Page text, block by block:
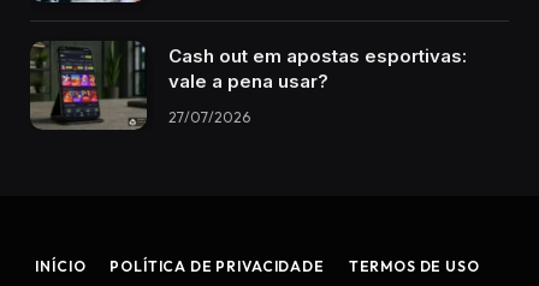
Cash out em apostas esportivas:
vale a pena usar?
27/07/2026
INÍCIO POLÍTICA DE PRIVACIDADE TERMOS DE USO